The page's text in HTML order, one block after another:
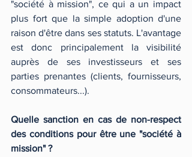
"société à mission", ce qui a un impact
plus fort que la simple adoption d'une
raison d'être dans ses statuts. L'avantage
est donc principalement la visibilité
auprès de ses investisseurs et ses
parties prenantes (clients, fournisseurs,
consommateurs...).
Quelle sanction en cas de non-respect
des conditions pour être une "société à
mission" ?